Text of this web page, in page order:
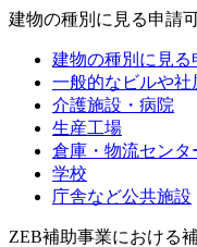
建物の種別に見る申請
建物の種別に見る
一般的なビルや社
介護施設・病院
生産工場
倉庫・物流センタ
学校
庁舎など公共施設
ZEB補助事業における